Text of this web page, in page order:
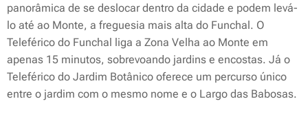
panorâmica de se deslocar dentro da cidade e podem levá-
lo até ao Monte, a freguesia mais alta do Funchal. O
Teleférico do Funchal liga a Zona Velha ao Monte em
apenas 15 minutos, sobrevoando jardins e encostas. Já o
Teleférico do Jardim Botânico oferece um percurso único
entre o jardim com o mesmo nome e o Largo das Babosas.